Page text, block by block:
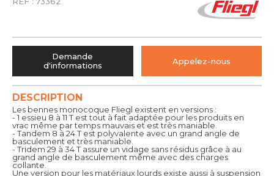
DESCRIPTION
Les bennes monocoque Fliegl existent en versions :
- 1 essieu 8 à 11 T est tout à fait adaptée pour les produits en
vrac même par temps mauvais et est très maniable.
- Tandem 8 à 24 T est polyvalente avec un grand angle de
basculement et très maniable.
- Tridem 29 à 34 T assure un vidage sans résidus grâce à au
grand angle de basculement même avec des charges
collante.
Une version pour les matériaux lourds existe aussi à suspension
Demande
d'informations
Appelez-nous